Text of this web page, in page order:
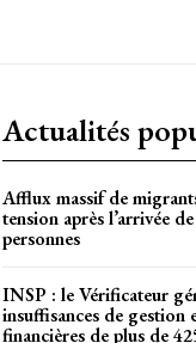
Actualités
Afflux massif de
tension après l’arrivée
personnes
INSP : le Vérificateur
insuffisances de gestion
financières de plus de